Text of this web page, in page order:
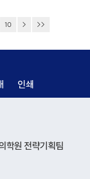
10 > >>
인쇄
학원 전략기획팀